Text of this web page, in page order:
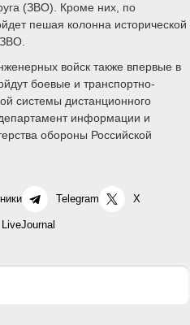
(ЗВО). Кроме них, по
пешая колонна исторической
войск также впервые в
боевые и транспортно-
системы дистанционного
информации и
обороны Российской
Telegram X
LiveJournal